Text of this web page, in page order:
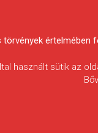
törvények értelmében
használt sütik az